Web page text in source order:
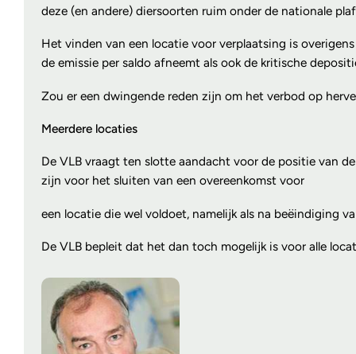
deze (en andere) diersoorten ruim onder de nationale
Het vinden van een locatie voor verplaatsing is
de emissie per saldo afneemt als ook de kritische
Zou er een dwingende reden zijn om het verbod op
Meerdere locaties
De VLB vraagt ten slotte aandacht voor de positie van
zijn voor het sluiten van een overeenkomst voor
een locatie die wel voldoet, namelijk als na beëindiging
De VLB bepleit dat het dan toch mogelijk is voor alle